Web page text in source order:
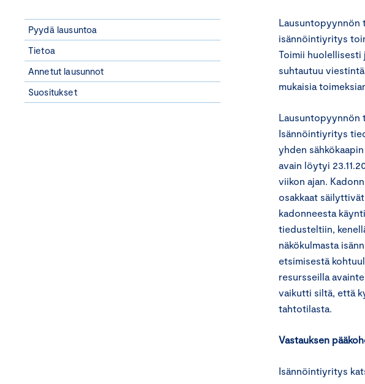
Pyydä lausuntoa
Tietoa
Annetut lausunnot
Suositukset
Lausuntopyynnön
isännöintiyritys
Toimii huolellisesti
suhtautuu
mukaisia
Lausuntopyynnön
Isännöintiyritys
yhden
avain löytyi
viikon ajan.
osakkaat
kadonneesta
tiedusteltiin,
näkökulmasta
etsimisestä
resursseilla
vaikutti siltä, että
tahtotilasta.
Vastauksen
Isännöintiyritys